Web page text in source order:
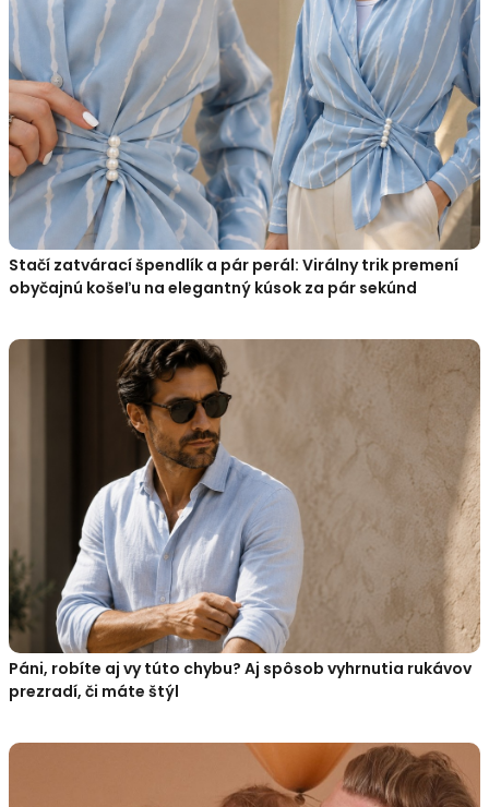
Stačí zatvárací špendlík a pár perál: Virálny trik premení
obyčajnú košeľu na elegantný kúsok za pár sekúnd
Páni, robíte aj vy túto chybu? Aj spôsob vyhrnutia rukávov
prezradí, či máte štýl